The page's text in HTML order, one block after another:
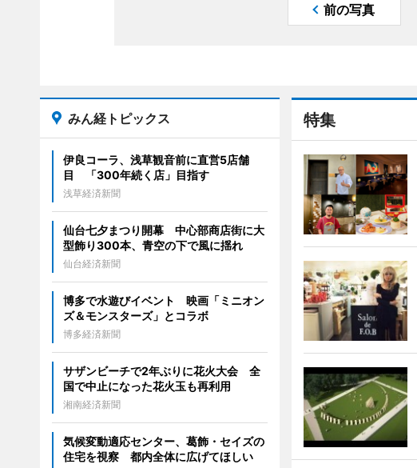
前の写真
特集
みん経トピックス
伊良コーラ、浅草観音前に直営5店舗
目 「300年続く店」目指す
浅草経済新聞
仙台七夕まつり開幕 中心部商店街に大
型飾り300本、青空の下で風に揺れ
仙台経済新聞
博多で水遊びイベント 映画「ミニオン
ズ＆モンスターズ」とコラボ
博多経済新聞
サザンビーチで2年ぶりに花火大会 全
国で中止になった花火玉も再利用
湘南経済新聞
気候変動適応センター、葛飾・セイズの
住宅を視察 都内全体に広げてほしい